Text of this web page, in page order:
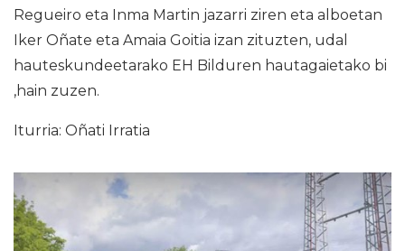
Regueiro eta Inma Martin jazarri ziren eta alboetan
Iker Oñate eta Amaia Goitia izan zituzten, udal
hauteskundeetarako EH Bilduren hautagaietako bi
,hain zuzen.
Iturria: Oñati Irratia